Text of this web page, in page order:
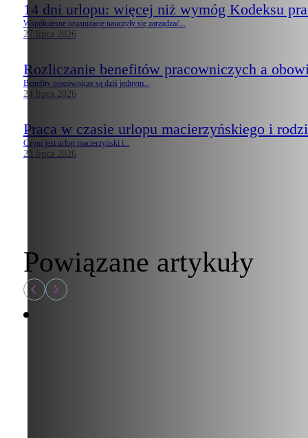
14 dni urlopu: więcej niż wymóg Kodeksu
Współczesne organizacje nauczyły się zarządzać...
27 lipca 2026
Rozliczanie benefitów pracowniczych a
Benefity pracownicze są dziś jednym...
24 lipca 2026
Praca w czasie urlopu macierzyńskiego i
Czym jest urlop macierzyński i...
23 lipca 2026
Powiązane artykuły